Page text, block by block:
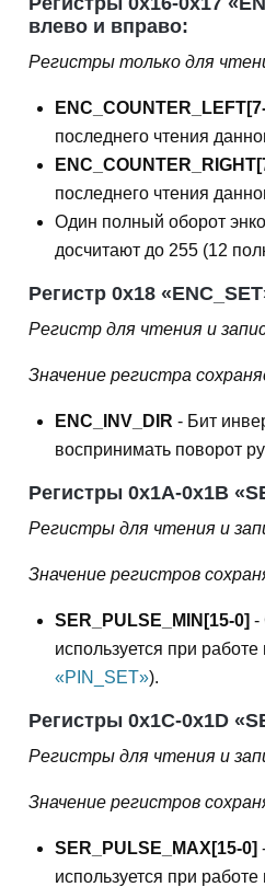
влево и вправо:
Регистры только для
последнего чтения
последнего чтения
Один полный оборот
досчитают до 255 (12
Регистр 0x18
Регистр для чтения и
Значение регистра
ENC_INV_DIR - Бит
воспринимать поворот
Регистры 0x1A-0x1B
Регистры для чтения и
Значение регистров
SER_PULSE_MIN[15-0] -
используется при
«PIN_SET»).
Регистры 0x1C-0x1D
Регистры для чтения и
Значение регистров
SER_PULSE_MAX[15-0]
используется при